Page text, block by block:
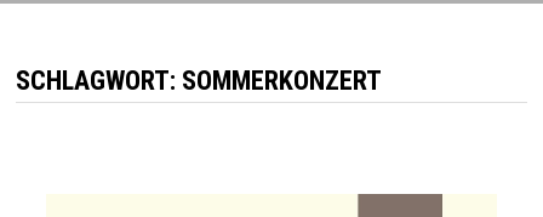
SCHLAGWORT: SOMMERKONZERT